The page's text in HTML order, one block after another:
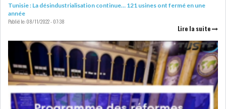
Tunisie : La désindustrialisation continue… 121 usines ont fermé en une
année
Publié le:08/11/2022 - 07:38
Lire la suite